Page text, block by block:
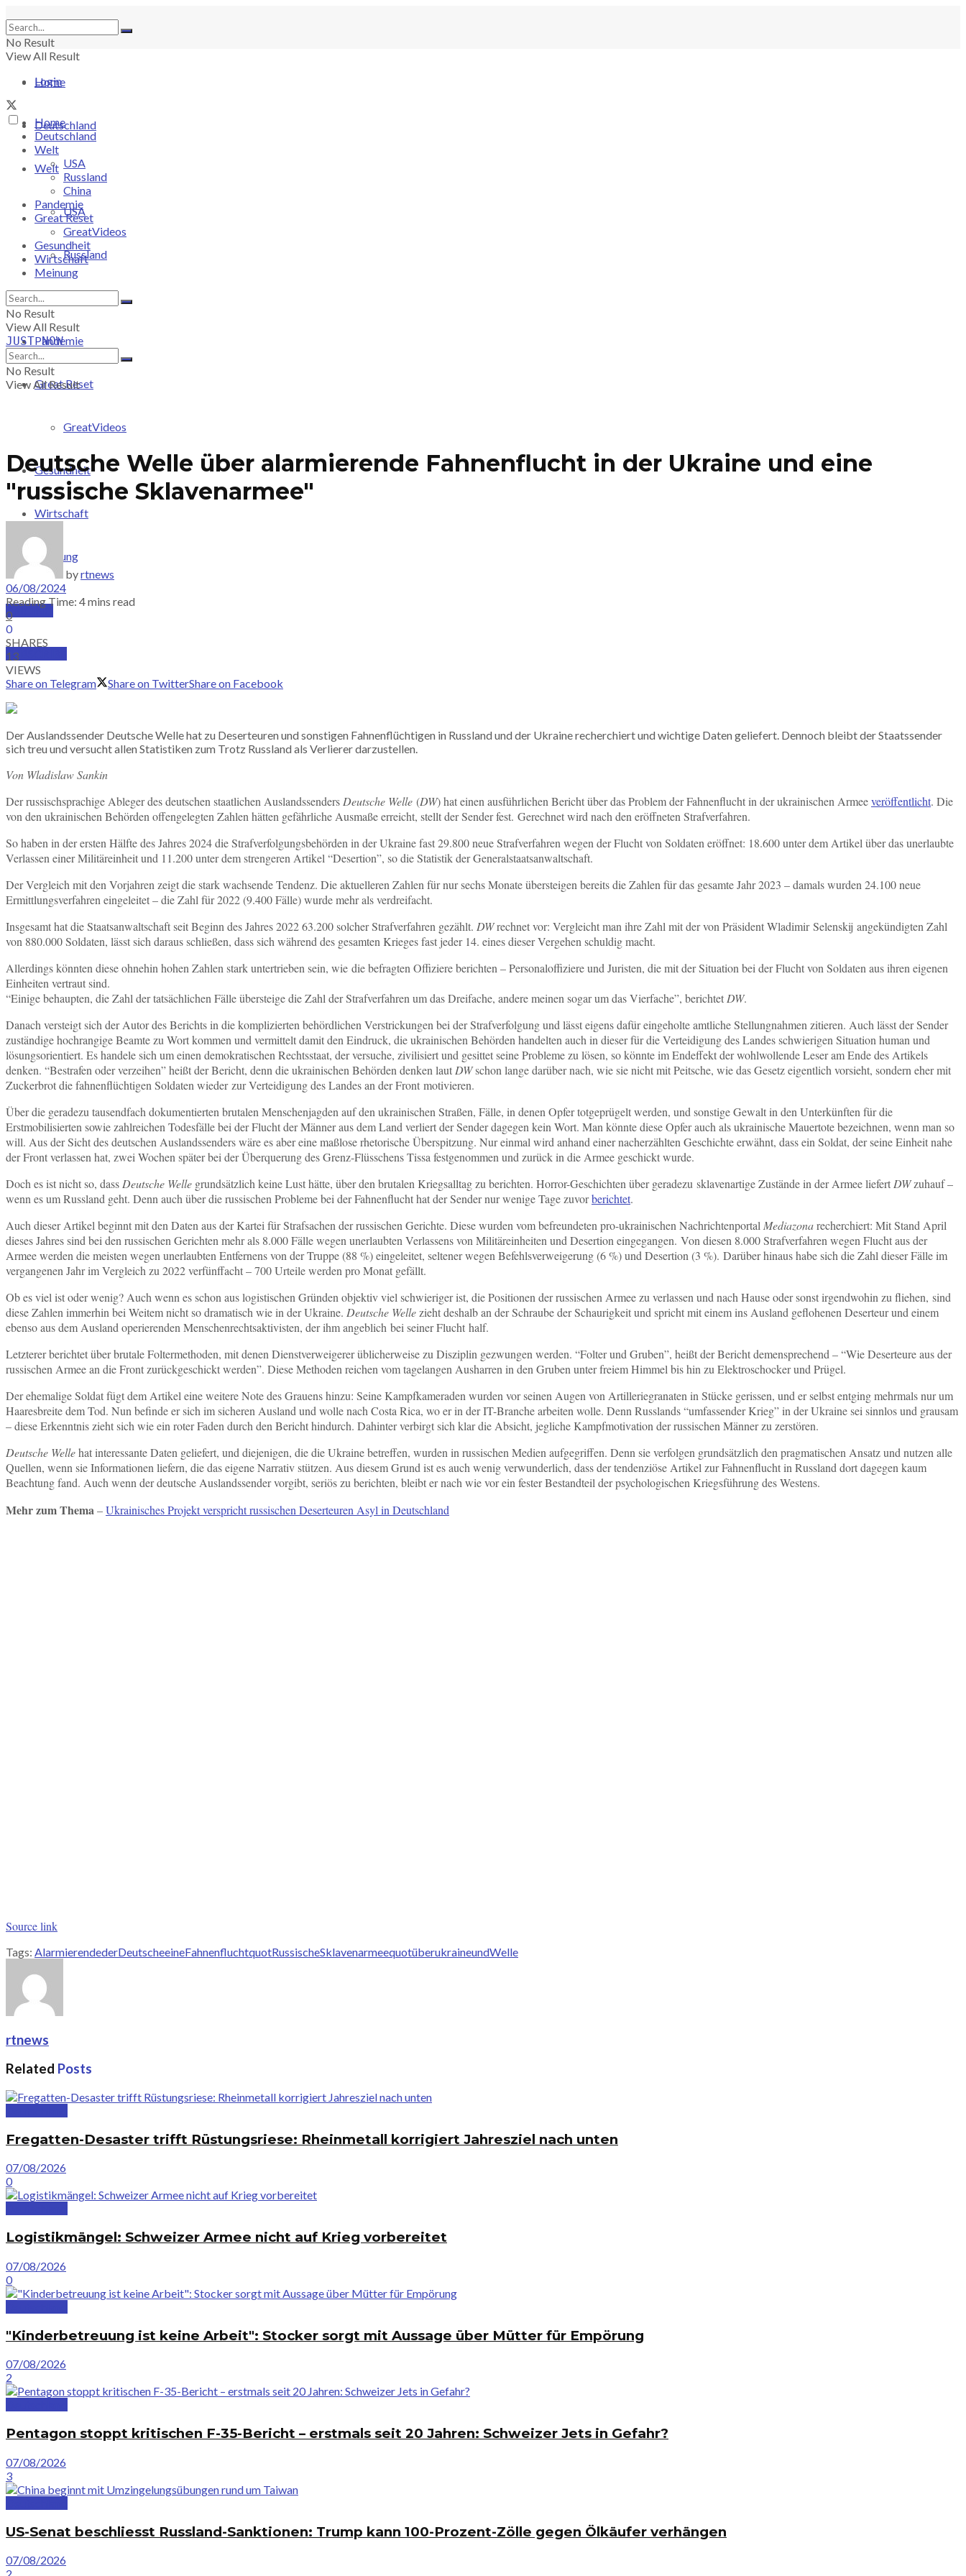
No Result
View All Result
Login
Home
Deutschland
Welt
USA
Russland
Pandemie
Great Reset
GreatVideos
Gesundheit
Wirtschaft
Meinung
PRICING
SUBSCRIBE
Home
Deutschland
Welt
USA
Russland
China
Pandemie
Great Reset
GreatVideos
Gesundheit
Wirtschaft
Meinung
No Result
View All Result
JUST-NOW
No Result
View All Result
Deutsche Welle über alarmierende Fahnenflucht in der Ukraine und eine
"russische Sklavenarmee"
byrtnews
06/08/2024
Reading Time: 4 mins read
0
0
SHARES
13
VIEWS
Share on Telegram
Share on TwitterShare on Facebook
Der Auslandssender Deutsche Welle hat zu Deserteuren und sonstigen Fahnenflüchtigen in Russland und der Ukraine recherchiert und wichtige Daten geliefert. Dennoch bleibt der Staatssender
sich treu und versucht allen Statistiken zum Trotz Russland als Verlierer darzustellen.
Von Wladislaw Sankin
Der russischsprachige Ableger des deutschen staatlichen Auslandssenders Deutsche Welle (DW) hat einen ausführlichen Bericht über das Problem der Fahnenflucht in der ukrainischen Armeeveröffentlicht. Die
von den ukrainischen Behörden offengelegten Zahlen hätten gefährliche Ausmaße erreicht, stellt der Sender fest. Gerechnet wird nach den eröffneten Strafverfahren.
So haben in der ersten Hälfte des Jahres 2024 die Strafverfolgungsbehörden in der Ukraine fast 29.800 neue Strafverfahren wegen der Flucht von Soldaten eröffnet: 18.600 unter dem Artikel über das unerlaubte
Verlassen einer Militäreinheit und 11.200 unter dem strengeren Artikel “Desertion”, so die Statistik der Generalstaatsanwaltschaft.
Der Vergleich mit den Vorjahren zeigt die stark wachsende Tendenz. Die aktuelleren Zahlen für nur sechs Monate übersteigen bereits die Zahlen für das gesamte Jahr 2023 – damals wurden 24.100 neue
Ermittlungsverfahren eingeleitet – die Zahl für 2022 (9.400 Fälle) wurde mehr als verdreifacht.
Insgesamt hat die Staatsanwaltschaft seit Beginn des Jahres 2022 63.200 solcher Strafverfahren gezählt. DWrechnet vor: Vergleicht man ihre Zahl mit der von Präsident Wladimir Selenskij angekündigten Zahl
von 880.000 Soldaten, lässt sich daraus schließen, dass sich während des gesamten Krieges fast jeder 14. eines dieser Vergehen schuldig macht.
Allerdings könnten diese ohnehin hohen Zahlen stark untertrieben sein, wie die befragten Offiziere berichten – Personaloffiziere und Juristen, die mit der Situation bei der Flucht von Soldaten aus ihren eigenen
Einheiten vertraut sind.
“Einige behaupten, die Zahl der tatsächlichen Fälle übersteige die Zahl der Strafverfahren um das Dreifache, andere meinen sogar um das Vierfache”, berichtet DW.
Danach versteigt sich der Autor des Berichts in die komplizierten behördlichen Verstrickungen bei der Strafverfolgung und lässt eigens dafür eingeholte amtliche Stellungnahmen zitieren. Auch lässt der Sender
zuständige hochrangige Beamte zu Wort kommen und vermittelt damit den Eindruck, die ukrainischen Behörden handelten auch in dieser für die Verteidigung des Landes schwierigen Situation human und
lösungsorientiert. Es handele sich um einen demokratischen Rechtsstaat, der versuche, zivilisiert und gesittet seine Probleme zu lösen, so könnte im Endeffekt der wohlwollende Leser am Ende des Artikels
denken. “Bestrafen oder verzeihen” heißt der Bericht, denn die ukrainischen Behörden denken laut DWschon lange darüber nach, wie sie nicht mit Peitsche, wie das Gesetz eigentlich vorsieht, sondern eher mit
Zuckerbrot die fahnenflüchtigen Soldaten wieder zur Verteidigung des Landes an der Front motivieren.
Über die geradezu tausendfach dokumentierten brutalen Menschenjagden auf den ukrainischen Straßen, Fälle, in denen Opfer totgeprügelt werden, und sonstige Gewalt in den Unterkünften für die
Erstmobilisierten sowie zahlreichen Todesfälle bei der Flucht der Männer aus dem Land verliert der Sender dagegen kein Wort. Man könnte diese Opfer auch als ukrainische Mauertote bezeichnen, wenn man so
will. Aus der Sicht des deutschen Auslandssenders wäre es aber eine maßlose rhetorische Überspitzung. Nur einmal wird anhand einer nacherzählten Geschichte erwähnt, dass ein Soldat, der seine Einheit nahe
der Front verlassen hat, zwei Wochen später bei der Überquerung des Grenz-Flüsschens Tissa festgenommen und zurück in die Armee geschickt wurde.
Doch es ist nicht so, dass Deutsche Welle grundsätzlich keine Lust hätte, über den brutalen Kriegsalltag zu berichten. Horror-Geschichten über geradezu sklavenartige Zustände in der Armee liefert DWzuhauf –
wenn es um Russland geht. Denn auch über die russischen Probleme bei der Fahnenflucht hat der Sender nur wenige Tage zuvorberichtet.
Auch dieser Artikel beginnt mit den Daten aus der Kartei für Strafsachen der russischen Gerichte. Diese wurden vom befreundeten pro-ukrainischen Nachrichtenportal Mediazonarecherchiert: Mit Stand April
dieses Jahres sind bei den russischen Gerichten mehr als 8.000 Fälle wegen unerlaubten Verlassens von Militäreinheiten und Desertion eingegangen. Von diesen 8.000 Strafverfahren wegen Flucht aus der
Armee werden die meisten wegen unerlaubten Entfernens von der Truppe (88 %) eingeleitet, seltener wegen Befehlsverweigerung (6 %) und Desertion (3 %). Darüber hinaus habe sich die Zahl dieser Fälle im
vergangenen Jahr im Vergleich zu 2022 verfünffacht – 700 Urteile werden pro Monat gefällt.
Ob es viel ist oder wenig? Auch wenn es schon aus logistischen Gründen objektiv viel schwieriger ist, die Positionen der russischen Armee zu verlassen und nach Hause oder sonst irgendwohin zu fliehen, sind
diese Zahlen immerhin bei Weitem nicht so dramatisch wie in der Ukraine. Deutsche Welle zieht deshalb an der Schraube der Schaurigkeit und spricht mit einem ins Ausland geflohenen Deserteur und einem
ebenso aus dem Ausland operierenden Menschenrechtsaktivisten, der ihm angeblich bei seiner Flucht half.
Letzterer berichtet über brutale Foltermethoden, mit denen Dienstverweigerer üblicherweise zu Disziplin gezwungen werden. “Folter und Gruben”, heißt der Bericht demensprechend – “Wie Deserteure aus der
russischen Armee an die Front zurückgeschickt werden”. Diese Methoden reichen vom tagelangen Ausharren in den Gruben unter freiem Himmel bis hin zu Elektroschocker und Prügel.
Der ehemalige Soldat fügt dem Artikel eine weitere Note des Grauens hinzu: Seine Kampfkameraden wurden vor seinen Augen von Artilleriegranaten in Stücke gerissen, und er selbst entging mehrmals nur um
Haaresbreite dem Tod. Nun befinde er sich im sicheren Ausland und wolle nach Costa Rica, wo er in der IT-Branche arbeiten wolle. Denn Russlands “umfassender Krieg” in der Ukraine sei sinnlos und grausam
– diese Erkenntnis zieht sich wie ein roter Faden durch den Bericht hindurch. Dahinter verbirgt sich klar die Absicht, jegliche Kampfmotivation der russischen Männer zu zerstören.
Deutsche Wellehat interessante Daten geliefert, und diejenigen, die die Ukraine betreffen, wurden in russischen Medien aufgegriffen. Denn sie verfolgen grundsätzlich den pragmatischen Ansatz und nutzen alle
Quellen, wenn sie Informationen liefern, die das eigene Narrativ stützen. Aus diesem Grund ist es auch wenig verwunderlich, dass der tendenziöse Artikel zur Fahnenflucht in Russland dort dagegen kaum
Beachtung fand. Auch wenn der deutsche Auslandssender vorgibt, seriös zu berichten, bleibt er nach wie vor ein fester Bestandteil der psychologischen Kriegsführung des Westens.
Mehr zum Thema–Ukrainisches Projekt verspricht russischen Deserteuren Asyl in Deutschland
Source link
Tags: AlarmierendederDeutscheeineFahnenfluchtquotRussischeSklavenarmeequotüberukraineundWelle
rtnews
Related Posts
Fregatten-Desaster trifft Rüstungsriese: Rheinmetall korrigiert Jahresziel nach unten
07/08/2026
0
Logistikmängel: Schweizer Armee nicht auf Krieg vorbereitet
07/08/2026
0
"Kinderbetreuung ist keine Arbeit": Stocker sorgt mit Aussage über Mütter für Empörung
07/08/2026
2
Pentagon stoppt kritischen F-35-Bericht – erstmals seit 20 Jahren: Schweizer Jets in Gefahr?
07/08/2026
3
US-Senat beschliesst Russland-Sanktionen: Trump kann 100-Prozent-Zölle gegen Ölkäufer verhängen
07/08/2026